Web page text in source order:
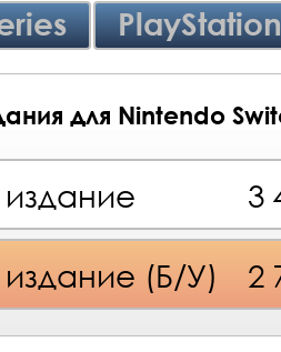
для Nintendo
3
(Б/У) 2